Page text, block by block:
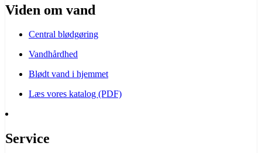
Viden om vand
Central blødgøring
Vandhårdhed
Blødt vand i hjemmet
Læs vores katalog (PDF)
Service